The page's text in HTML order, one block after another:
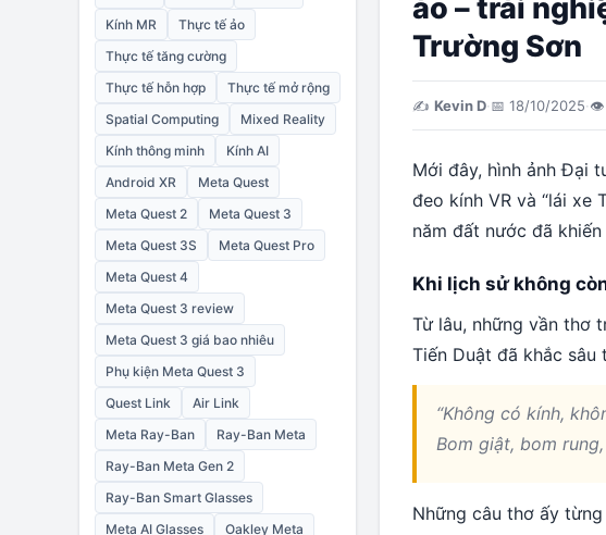
Kính MR
Thực tế ảo
Thực tế tăng cường
Thực tế hỗn hợp
Thực tế mở rộng
Spatial Computing
Mixed Reality
Kính thông minh
Kính AI
Android XR
Meta Quest
Meta Quest 2
Meta Quest 3
Meta Quest 3S
Meta Quest Pro
Meta Quest 4
Meta Quest 3 review
Meta Quest 3 giá bao nhiêu
Phụ kiện Meta Quest 3
Quest Link
Air Link
Meta Ray-Ban
Ray-Ban Meta
Ray-Ban Meta Gen 2
Ray-Ban Smart Glasses
Meta AI Glasses
Oakley Meta
ảo – trải
Trường Sơn
✍️ Kevin D·📅 18/10/2025·👁
Mới đây, hình ảnh Đại
đeo kính VR và “lái xe
năm đất nước đã
Khi lịch sử không
Từ lâu, những vần thơ
Tiến Duật đã khắc
“Không có kính,
Bom giật, bom
Những câu thơ ấy